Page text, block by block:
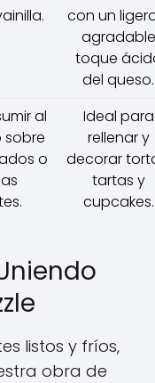
con un
agradable
toque
del queso.
al
o
Ideal para
rellenar y
decorar
tartas y
cupcakes.
listos y fríos,
obra de